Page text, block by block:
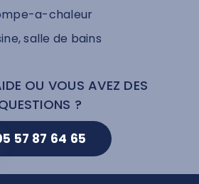
a-chaleur
salle de bains
OU VOUS AVEZ DES
?
57 87 64 65